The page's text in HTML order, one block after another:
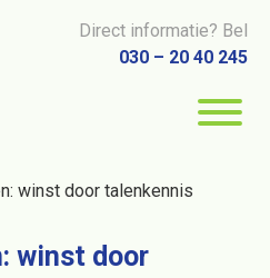
Direct informatie? Bel
030 – 20 40 245
winst door talenkennis
winst door